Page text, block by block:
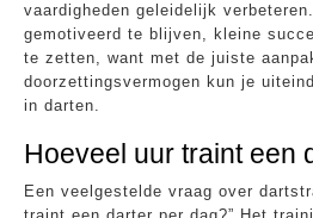
vaardigheden geleidelijk
gemotiveerd te blijven, kleine
te zetten, want met de juiste
doorzettingsvermogen kun je
in darten.
Hoeveel uur traint een
Een veelgestelde vraag over